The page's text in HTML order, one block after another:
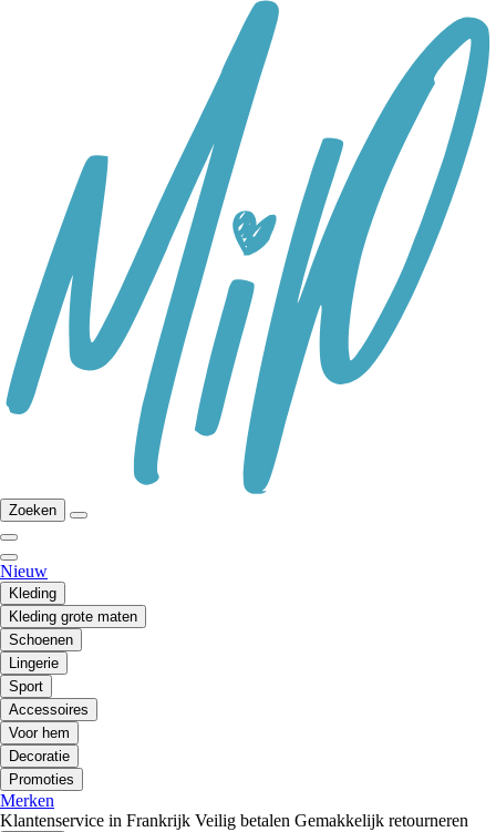
Zoeken
Nieuw
Kleding
Kleding grote maten
Schoenen
Lingerie
Sport
Accessoires
Voor hem
Decoratie
Promoties
Merken
Klantenservice in Frankrijk Veilig betalen Gemakkelijk retourneren